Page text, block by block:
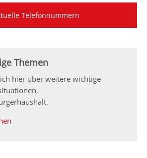
Telefonnummern
Themen
hier über weitere wichtige